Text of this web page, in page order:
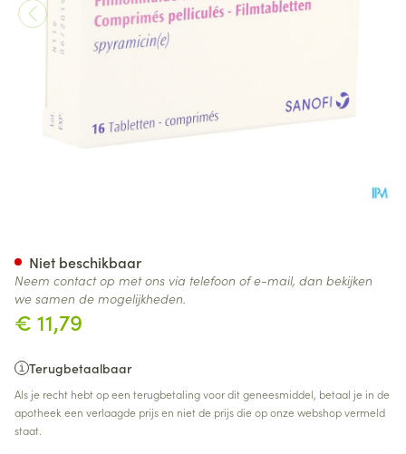
€ 11,79
Terugbetaalbaar
Als je recht hebt op een terugbetaling voor dit geneesmiddel, betaal je in de
apotheek een verlaagde prijs en niet de prijs die op onze webshop vermeld
staat.
Niet beschikbaar
Neem contact op met ons via telefoon of e-mail, dan bekijken
we samen de mogelijkheden.